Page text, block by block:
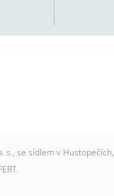
s., se sídlem v